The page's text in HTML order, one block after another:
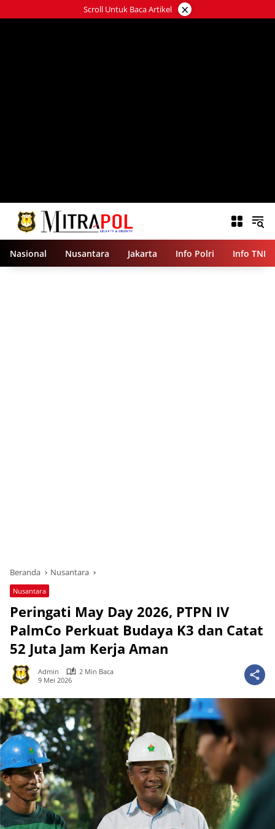
ke
Scroll Untuk Baca Artikel ×
Nasional Nusantara Jakarta Info Polri Info TNI
Beranda Nusantara
Nusantara
Peringati May Day 2026, PTPN IV
PalmCo Perkuat Budaya K3 dan Catat
52 Juta Jam Kerja Aman
Admin
2 Min Baca
9 Mei 2026